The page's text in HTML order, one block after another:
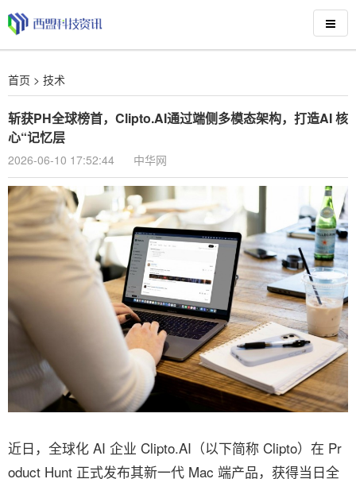
首页 > 技术
斩获PH全球榜首，Clipto.AI通过端侧多模态架构，打造AI 核
心“记忆层
2026-06-10 17:52:44 中华网
近日，全球化 AI 企业 Clipto.AI（以下简称 Clipto）在 Pr
oduct Hunt 正式发布其新一代 Mac 端产品，获得当日全